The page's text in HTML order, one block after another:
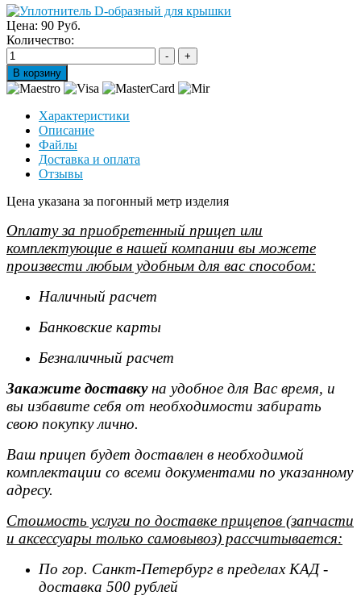
Цена: 90 Руб.
Количество:
Характеристики
Описание
Файлы
Доставка и оплата
Отзывы
Цена указана за погонный метр изделия
Оплату за приобретенный прицеп или
комплектующие в нашей компании вы можете
произвести любым удобным для вас способом:
Наличный расчет
Банковские карты
Безналичный расчет
Закажите доставкуна удобное для Вас время, и
вы избавите себя от необходимости забирать
свою покупку лично.
Ваш прицеп будет доставлен в необходимой
комплектации со всеми документами по указанному
адресу.
Стоимость услуги по доставке прицепов (запчасти
и аксессуары только самовывоз) рассчитывается:
По гор. Санкт-Петербург в пределах КАД -
доставка 500 рублей